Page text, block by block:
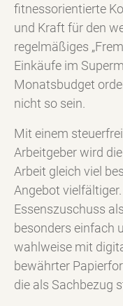
fitnessorientierte
und Kraft für den
regelmäßiges
Einkäufe im
Monatsbudget
nicht so sein.
Mit einem
Arbeitgeber wird
Arbeit gleich viel
Angebot
Essenszuschuss
besonders einfach
wahlweise mit
bewährter
die als Sachbezug